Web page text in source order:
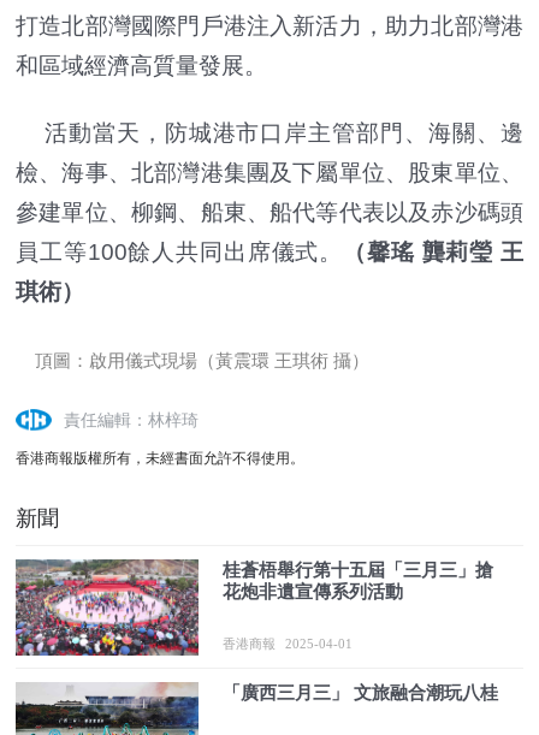
打造北部灣國際門戶港注入新活力，助力北部灣港
和區域經濟高質量發展。
活動當天，防城港市口岸主管部門、海關、邊
檢、海事、北部灣港集團及下屬單位、股東單位、
參建單位、柳鋼、船東、船代等代表以及赤沙碼頭
員工等100餘人共同出席儀式。
（馨瑤 龔莉瑩 王
琪術）
頂圖：啟用儀式現場（黃震環 王琪術 攝）
責任編輯：林梓琦
香港商報版權所有，未經書面允許不得使用。
新聞
桂蒼梧舉行第十五屆「三月三」搶
花炮非遺宣傳系列活動
香港商報 2025-04-01
「廣西三月三」 文旅融合潮玩八桂